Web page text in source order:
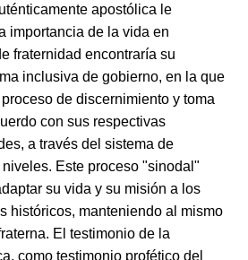
apostólica le
importancia de la vida en
fraternidad encontraría su
inclusiva de gobierno, en la que
de discernimiento y toma
con sus respectivas
a través del sistema de
Este proceso "sinodal"
su vida y su misión a los
históricos, manteniendo al mismo
El testimonio de la
como testimonio profético del